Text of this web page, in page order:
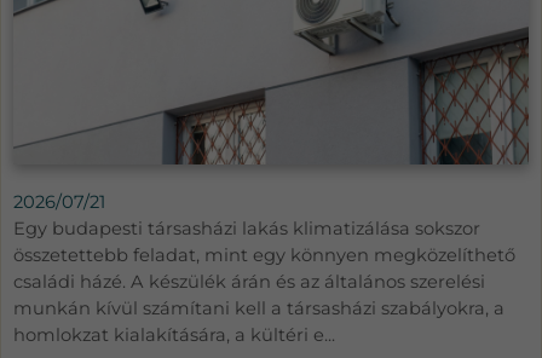
2026/07/21
Egy budapesti társasházi lakás klimatizálása sokszor
összetettebb feladat, mint egy könnyen megközelíthető
családi házé. A készülék árán és az általános szerelési
munkán kívül számítani kell a társasházi szabályokra, a
homlokzat kialakítására, a kültéri e...